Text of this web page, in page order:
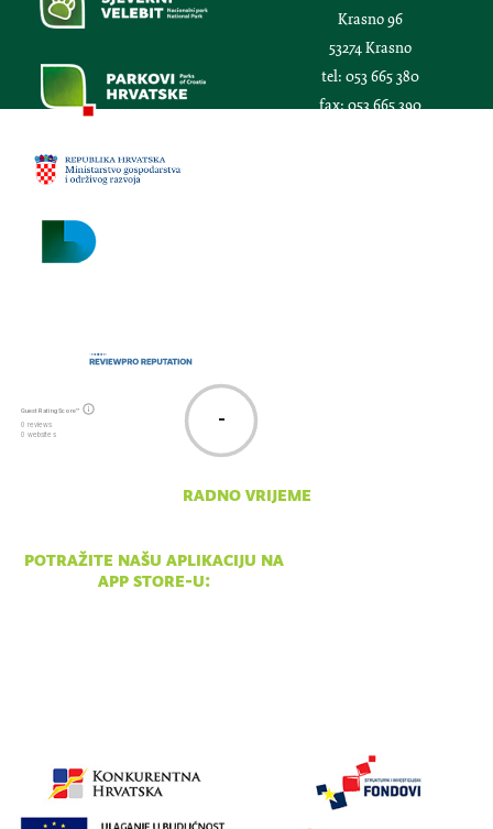
Krasno 96
53274 Krasno
tel: 053 665 380
fax:053 665 390
Guest Rating Score™
0 reviews
0 websites
-
radno vrijeme
potražite našu aplikaciju na
app store-u: